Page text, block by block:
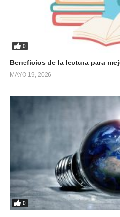
0
Beneficios de la lectura para
MAYO 19, 2026
0